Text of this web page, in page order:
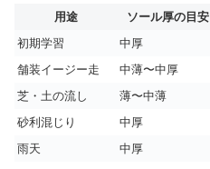
用途 ソール厚の目安
初期学習
中厚
舗装イージー走
中薄〜中厚
芝・土の流し
薄〜中薄
砂利混じり
中厚
雨天
中厚